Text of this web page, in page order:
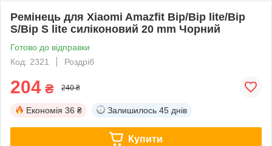
Ремінець для Xiaomi Amazfit Bip/Bip lite/Bip
S/Bip S lite силіконовий 20 mm Чорний
Готово до відправки
Код: 2321
Роздріб
204 ₴ 240 ₴
Економія 36 ₴ Залишилось 45 днів
Купити